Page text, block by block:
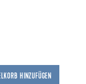
HINZUFÜGEN